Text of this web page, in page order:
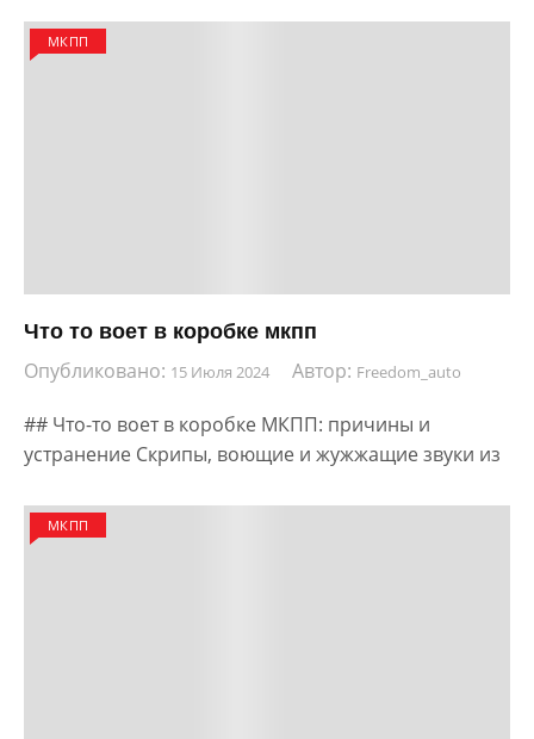
МКПП
Что то воет в коробке мкпп
Опубликовано: 15 Июля 2024 Автор: Freedom_auto
## Что-то воет в коробке МКПП: причины и
устранение Скрипы, воющие и жужжащие звуки из
МКПП